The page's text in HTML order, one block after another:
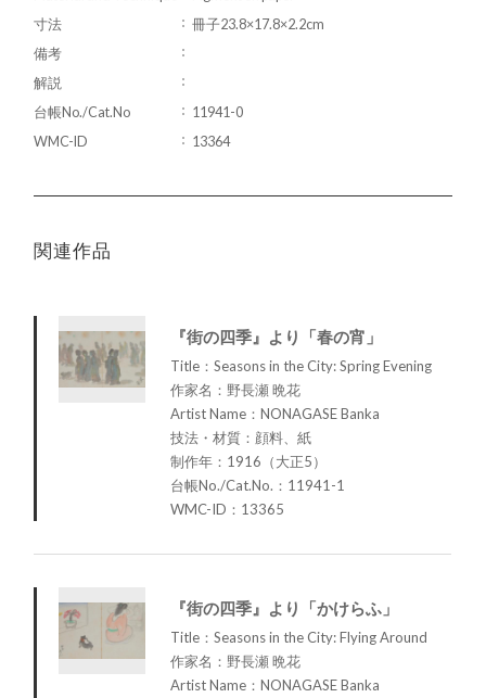
寸法
冊子23.8×17.8×2.2cm
備考
解説
台帳No./Cat.No
11941-0
WMC-ID
13364
関連作品
『街の四季』より「春の宵」
Title：Seasons in the City: Spring Evening
作家名：野長瀬 晩花
Artist Name：NONAGASE Banka
技法・材質：顔料、紙
制作年：1916（大正5）
台帳No./Cat.No.：11941-1
WMC-ID：13365
『街の四季』より「かけらふ」
Title：Seasons in the City: Flying Around
作家名：野長瀬 晩花
Artist Name：NONAGASE Banka